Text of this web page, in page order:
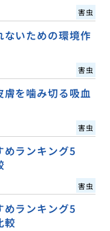
害虫
ないための環境作
害虫
膚を噛み切る吸血
害虫
めランキング5
害虫
めランキング5
較